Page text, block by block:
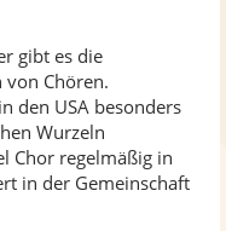
gibt es die
von Chören.
den USA besonders
Wurzeln
Chor regelmäßig in
in der Gemeinschaft